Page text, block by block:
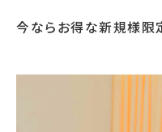
今ならお得な新規様限